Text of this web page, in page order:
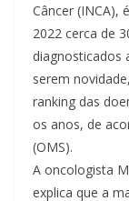
Câncer (INCA),
2022 cerca de
diagnosticados
serem
ranking das
os anos, de
(OMS).
A oncologista
explica que a